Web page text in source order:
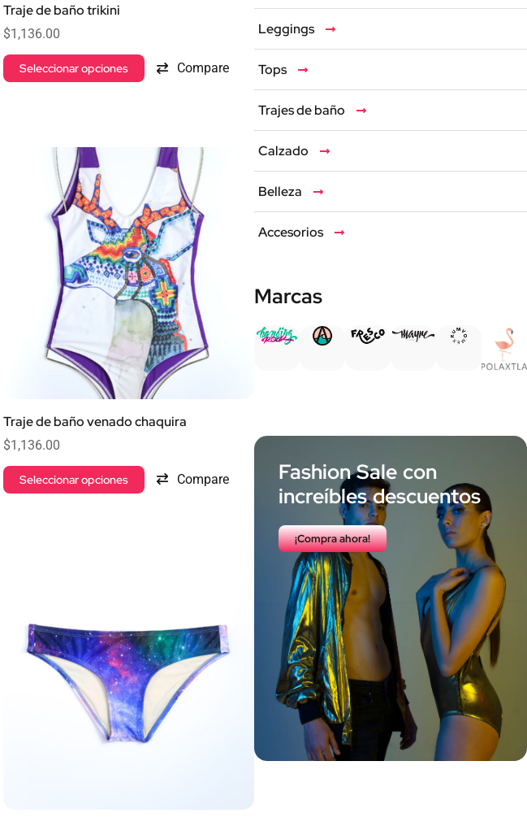
Traje de baño trikini
$1,136.00
Seleccionar opciones Compare
Traje de baño venado chaquira
$1,136.00
Seleccionar opciones Compare
Leggings
Tops
Trajes de baño
Calzado
Belleza
Accesorios
Marcas
Fashion Sale con
increíbles descuentos
¡Compra ahora!